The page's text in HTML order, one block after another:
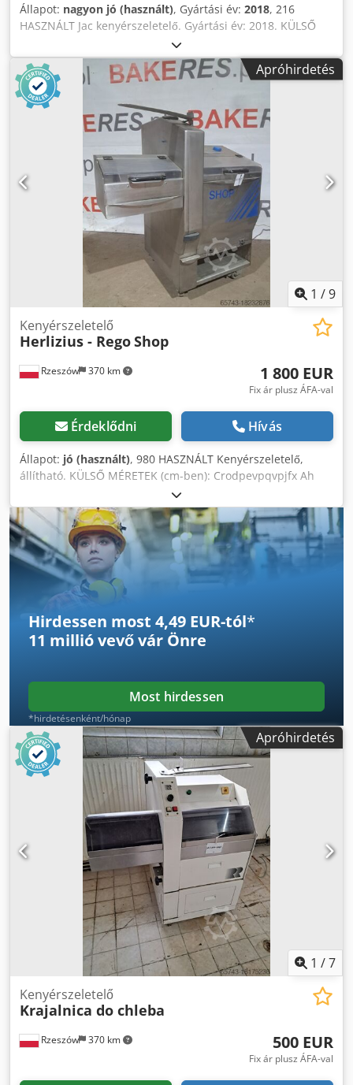
Állapot: nagyon jó (használt), Gyártási év: 2018, 216
HASZNÁLT Jac kenyérszeletelő. Gyártási év: 2018. KÜLSŐ
MÉRETEK (cm-ben) - szélesség: 79, - mélység: 68, Cedpfx
Aoxwdpueh Uerf - magasság: 108. A megadott ár nettó ár.
BESZÉLÜNK ANGOLUL, NÉMETÜL, FRANCIAUL, OROSZUL ÉS
UKRÁNUL. Kínálatunkban találhatók sütőipari kemencék,
kocsisütők, szintes sütők, cukrászati sütők, bolti sütők,
pékipari gépek, kenyérsorok, zsemlesorok, süteménysorok,
croissant vonalak, bagettgépek, dagasztók, keverők,
nyújtógépek, kifligépek. Tekintse meg összes
hirdetésünket.
Apróhirdetés
1 /9
Rzeszów 370 km
Kenyérszeletelő
Herlizius - RegoShop
1 800 EUR
Fix ár plusz ÁFA-val
Érdeklődni Hívás
Állapot: jó (használt), 980 HASZNÁLT Kenyérszeletelő,
állítható. KÜLSŐ MÉRETEK (cm-ben): Crodpevpqvpjfx Ah
Uof - magasság: 115, - szélesség 100, - hossza 75. MŰSZAKI
ADATOK: - gr. szeletek: 3-25 mm - tápfeszültség: 400 V
Fizetős lehetőségek: szállítás. A megadott ár nettó ár.
ANGOL, NÉMET, FRANCIA, OROSZ, UKRÁN BESZÉLÜNK.
Hirdessen most 4,49 EUR-tól*
11 millió vevővár Önre
Most hirdessen
*hirdetésenként/hónap
Apróhirdetés
1 /7
Rzeszów 370 km
Kenyérszeletelő
Krajalnica do chleba
500 EUR
Fix ár plusz ÁFA-val